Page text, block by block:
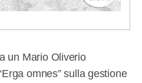
un Mario Oliverio
omnes” sulla gestione